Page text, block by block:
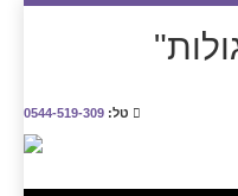
טל: 0544-519-309